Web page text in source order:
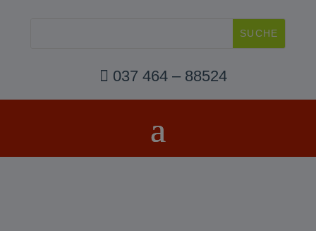
 037 464 – 88524